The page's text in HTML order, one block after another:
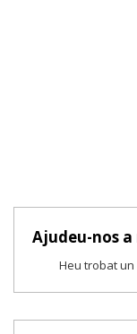
Ajudeu-nos
Heu trobat